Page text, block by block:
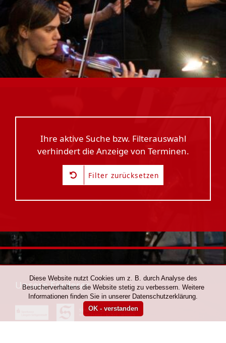
Ihre aktive Suche bzw. Filterauswahl
verhindert die Anzeige von Terminen.
Filter zurücksetzen
Unsere Förderer
Diese Website nutzt Cookies um z. B. durch Analyse des
Besucherverhaltens die Website stetig zu verbessern. Weitere
Informationen finden Sie in unserer Datenschutzerklärung.